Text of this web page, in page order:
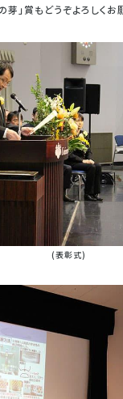
芽」賞もどうぞよろしくお
(表彰式)